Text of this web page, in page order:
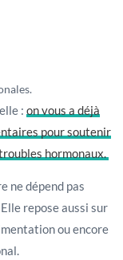
: on vous a déjà
pour soutenir
hormonaux.
ne dépend pas
repose aussi sur
ou encore